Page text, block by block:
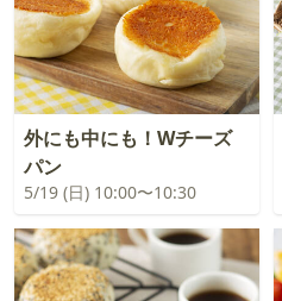
外にも中にも！Wチーズ
パン
5/19 (日) 10:00〜10:30